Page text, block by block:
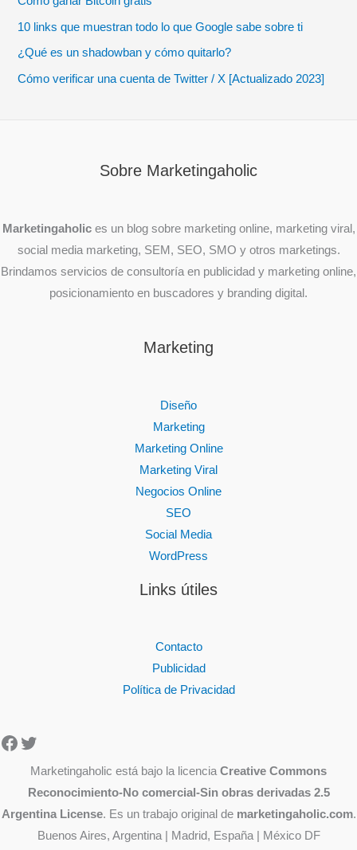
10 links que muestran todo lo que Google sabe sobre ti
¿Qué es un shadowban y cómo quitarlo?
Cómo verificar una cuenta de Twitter / X [Actualizado 2023]
Sobre Marketingaholic
Marketingaholices un blog sobre marketing online, marketing viral,
social media marketing, SEM, SEO, SMO y otros marketings.
Brindamos servicios de consultoría en publicidad y marketing online,
posicionamiento en buscadores y branding digital.
Marketing
Diseño
Marketing
Marketing Online
Marketing Viral
Negocios Online
SEO
Social Media
WordPress
Links útiles
Contacto
Publicidad
Política de Privacidad
Facebook
Twitter
Marketingaholic está bajo la licenciaCreative Commons
Reconocimiento-No comercial-Sin obras derivadas 2.5
Argentina License. Es un trabajo original de marketingaholic.com.
Buenos Aires, Argentina | Madrid, España | México DF